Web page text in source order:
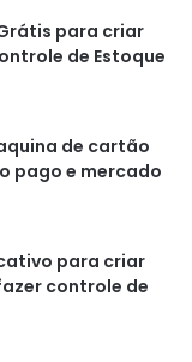
para criar
de Estoque
de cartão
pago e mercado
para criar
controle de